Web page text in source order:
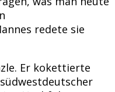
redete sie
Er kokettierte